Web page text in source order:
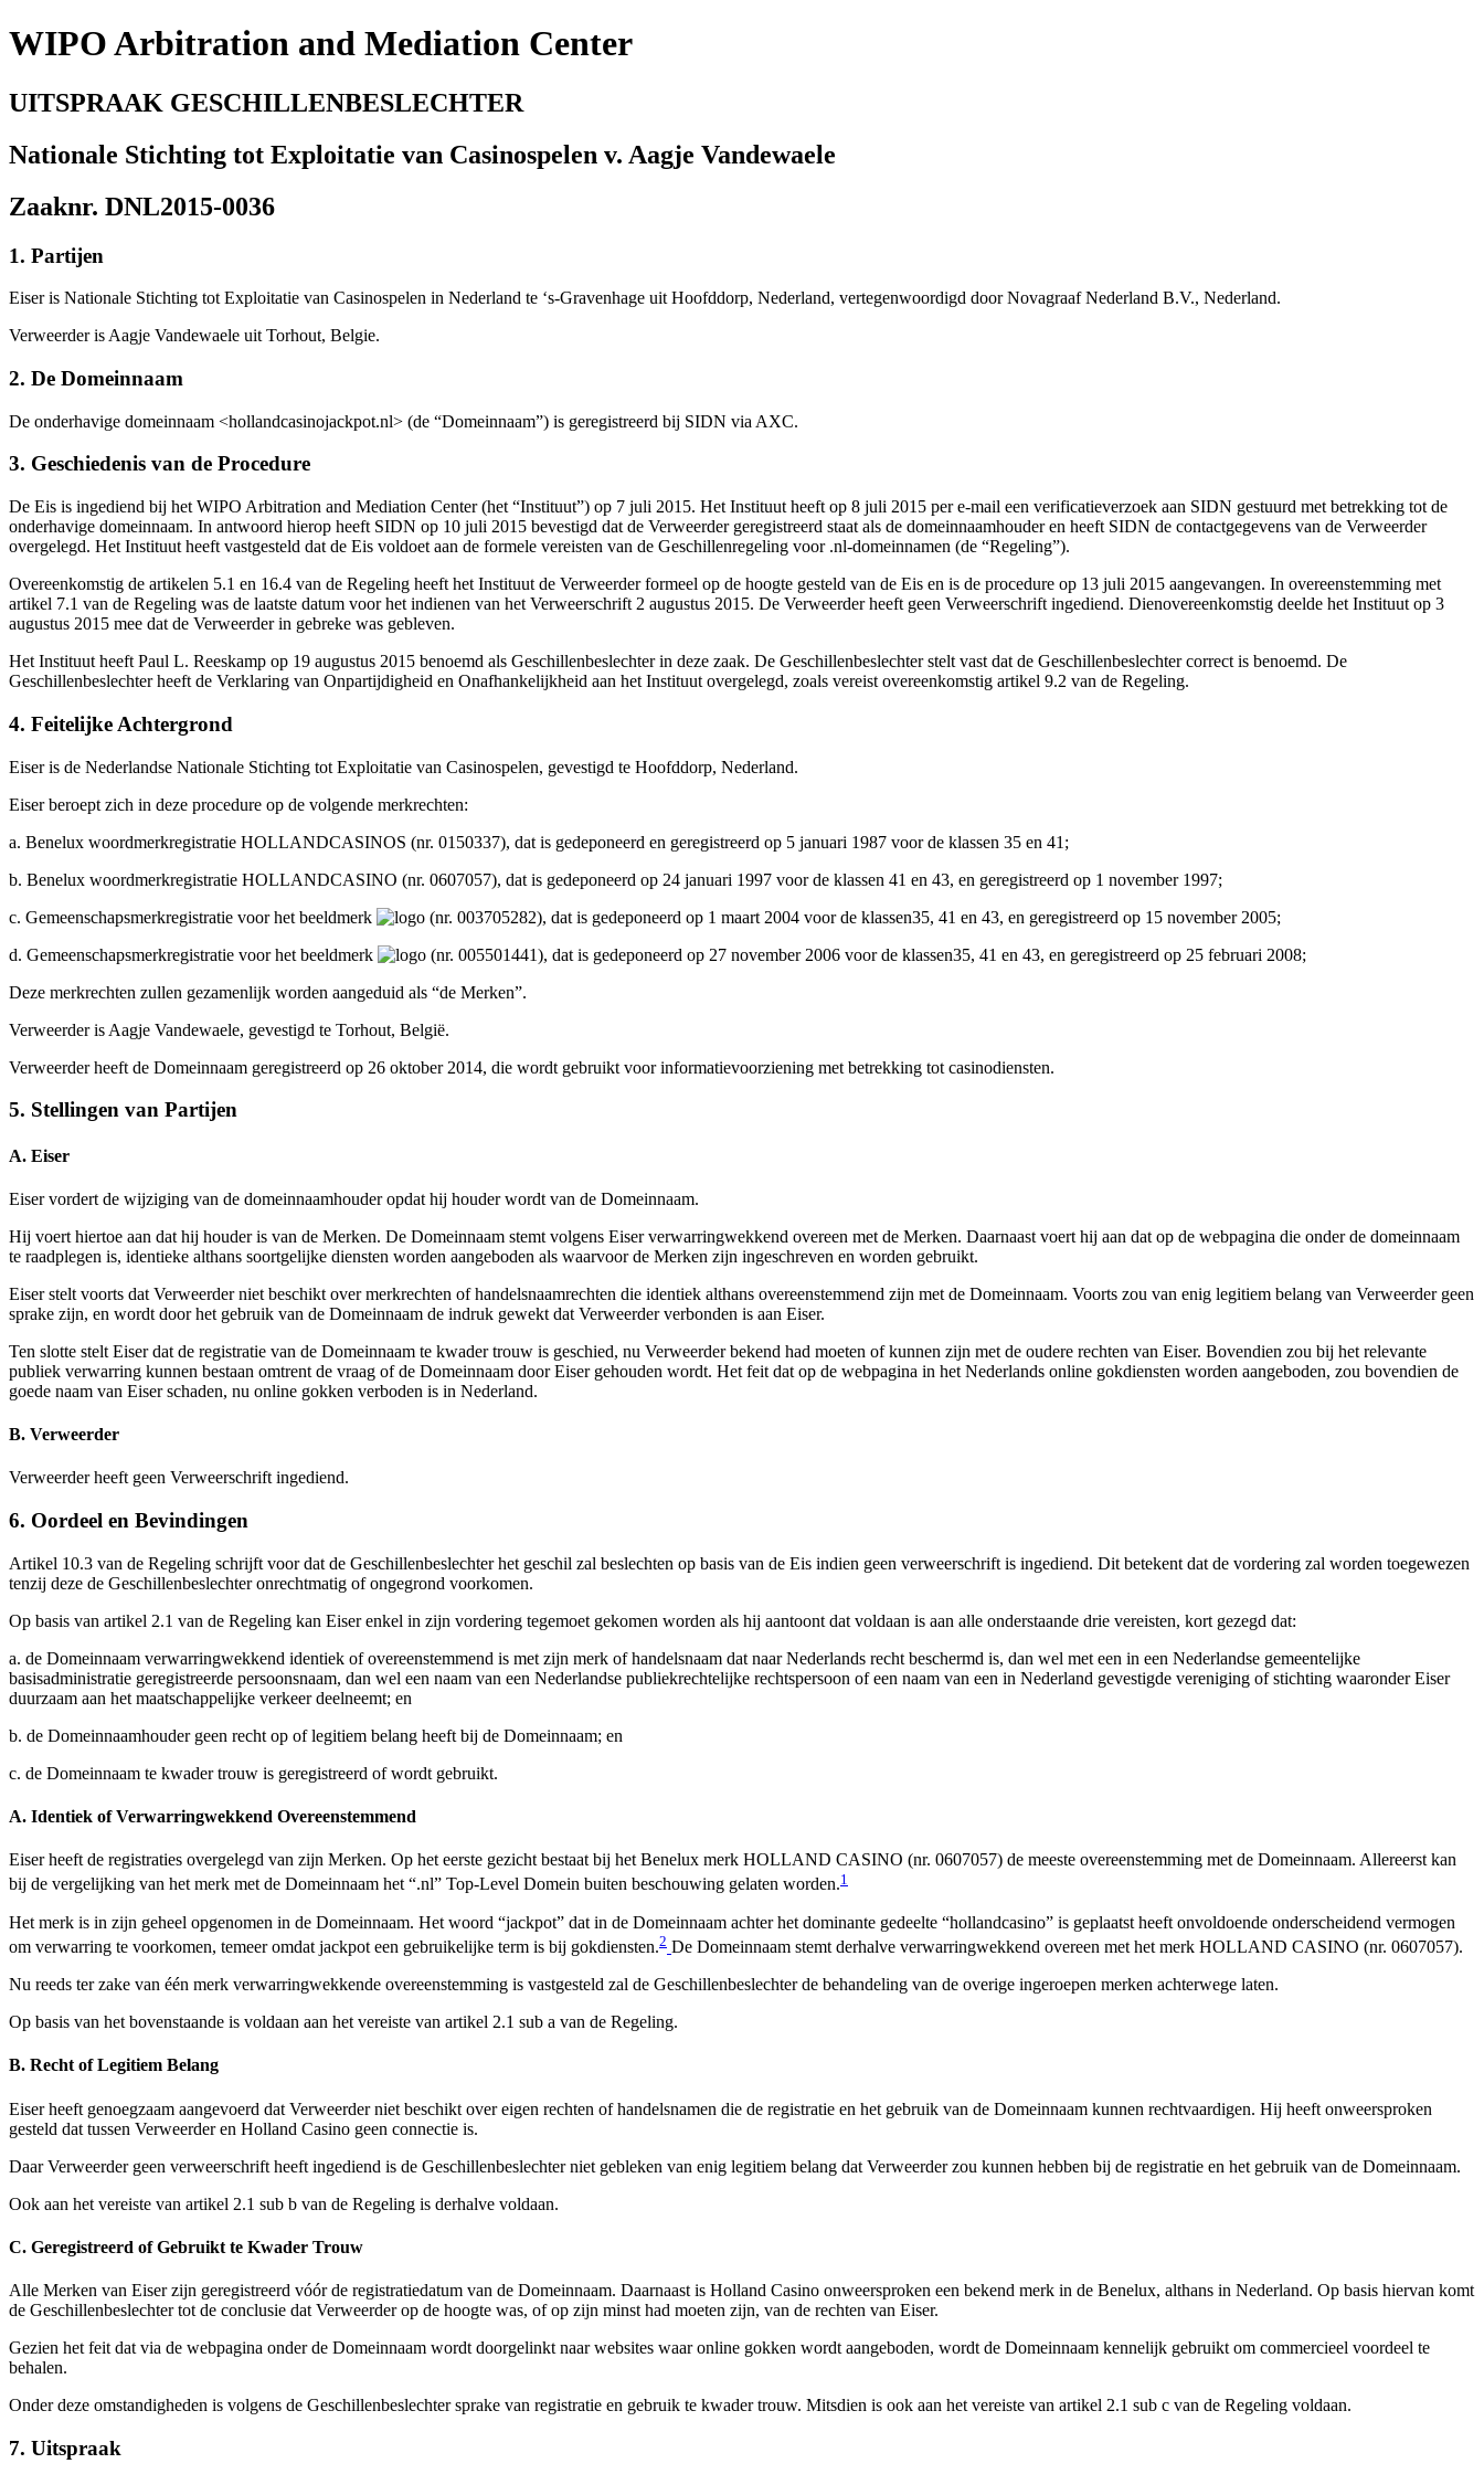
WIPO Arbitration and Mediation Center
UITSPRAAK GESCHILLENBESLECHTER
Nationale Stichting tot Exploitatie van Casinospelen v. Aagje Vandewaele
Zaaknr. DNL2015-0036
1. Partijen
Eiser is Nationale Stichting tot Exploitatie van Casinospelen in Nederland te ‘s-Gravenhage uit Hoofddorp, Nederland, vertegenwoordigd door Novagraaf Nederland B.V., Nederland.
Verweerder is Aagje Vandewaele uit Torhout, Belgie.
2. De Domeinnaam
De onderhavige domeinnaam <hollandcasinojackpot.nl> (de “Domeinnaam”) is geregistreerd bij SIDN via AXC.
3. Geschiedenis van de Procedure
De Eis is ingediend bij het WIPO Arbitration and Mediation Center (het “Instituut”) op 7 juli 2015. Het Instituut heeft op 8 juli 2015 per e-mail een verificatieverzoek aan SIDN gestuurd met betrekking tot de
onderhavige domeinnaam. In antwoord hierop heeft SIDN op 10 juli 2015 bevestigd dat de Verweerder geregistreerd staat als de domeinnaamhouder en heeft SIDN de contactgegevens van de Verweerder
overgelegd. Het Instituut heeft vastgesteld dat de Eis voldoet aan de formele vereisten van de Geschillenregeling voor .nl-domeinnamen (de “Regeling”).
Overeenkomstig de artikelen 5.1 en 16.4 van de Regeling heeft het Instituut de Verweerder formeel op de hoogte gesteld van de Eis en is de procedure op 13 juli 2015 aangevangen. In overeenstemming met
artikel 7.1 van de Regeling was de laatste datum voor het indienen van het Verweerschrift 2 augustus 2015. De Verweerder heeft geen Verweerschrift ingediend. Dienovereenkomstig deelde het Instituut op 3
augustus 2015 mee dat de Verweerder in gebreke was gebleven.
Het Instituut heeft Paul L. Reeskamp op 19 augustus 2015 benoemd als Geschillenbeslechter in deze zaak. De Geschillenbeslechter stelt vast dat de Geschillenbeslechter correct is benoemd. De
Geschillenbeslechter heeft de Verklaring van Onpartijdigheid en Onafhankelijkheid aan het Instituut overgelegd, zoals vereist overeenkomstig artikel 9.2 van de Regeling.
4. Feitelijke Achtergrond
Eiser is de Nederlandse Nationale Stichting tot Exploitatie van Casinospelen, gevestigd te Hoofddorp, Nederland.
Eiser beroept zich in deze procedure op de volgende merkrechten:
a. Benelux woordmerkregistratie HOLLANDCASINOS (nr. 0150337), dat is gedeponeerd en geregistreerd op 5 januari 1987 voor de klassen 35 en 41;
b. Benelux woordmerkregistratie HOLLANDCASINO (nr. 0607057), dat is gedeponeerd op 24 januari 1997 voor de klassen 41 en 43, en geregistreerd op 1 november 1997;
c. Gemeenschapsmerkregistratie voor het beeldmerk
(nr. 003705282), dat is gedeponeerd op 1 maart 2004 voor de klassen35, 41 en 43, en geregistreerd op 15 november 2005;
d. Gemeenschapsmerkregistratie voor het beeldmerk
(nr. 005501441), dat is gedeponeerd op 27 november 2006 voor de klassen35, 41 en 43, en geregistreerd op 25 februari 2008;
Deze merkrechten zullen gezamenlijk worden aangeduid als “de Merken”.
Verweerder is Aagje Vandewaele, gevestigd te Torhout, België.
Verweerder heeft de Domeinnaam geregistreerd op 26 oktober 2014, die wordt gebruikt voor informatievoorziening met betrekking tot casinodiensten.
5. Stellingen van Partijen
A. Eiser
Eiser vordert de wijziging van de domeinnaamhouder opdat hij houder wordt van de Domeinnaam.
Hij voert hiertoe aan dat hij houder is van de Merken. De Domeinnaam stemt volgens Eiser verwarringwekkend overeen met de Merken. Daarnaast voert hij aan dat op de webpagina die onder de domeinnaam
te raadplegen is, identieke althans soortgelijke diensten worden aangeboden als waarvoor de Merken zijn ingeschreven en worden gebruikt.
Eiser stelt voorts dat Verweerder niet beschikt over merkrechten of handelsnaamrechten die identiek althans overeenstemmend zijn met de Domeinnaam. Voorts zou van enig legitiem belang van Verweerder geen
sprake zijn, en wordt door het gebruik van de Domeinnaam de indruk gewekt dat Verweerder verbonden is aan Eiser.
Ten slotte stelt Eiser dat de registratie van de Domeinnaam te kwader trouw is geschied, nu Verweerder bekend had moeten of kunnen zijn met de oudere rechten van Eiser. Bovendien zou bij het relevante
publiek verwarring kunnen bestaan omtrent de vraag of de Domeinnaam door Eiser gehouden wordt. Het feit dat op de webpagina in het Nederlands online gokdiensten worden aangeboden, zou bovendien de
goede naam van Eiser schaden, nu online gokken verboden is in Nederland.
B. Verweerder
Verweerder heeft geen Verweerschrift ingediend.
6. Oordeel en Bevindingen
Artikel 10.3 van de Regeling schrijft voor dat de Geschillenbeslechter het geschil zal beslechten op basis van de Eis indien geen verweerschrift is ingediend. Dit betekent dat de vordering zal worden toegewezen
tenzij deze de Geschillenbeslechter onrechtmatig of ongegrond voorkomen.
Op basis van artikel 2.1 van de Regeling kan Eiser enkel in zijn vordering tegemoet gekomen worden als hij aantoont dat voldaan is aan alle onderstaande drie vereisten, kort gezegd dat:
a. de Domeinnaam verwarringwekkend identiek of overeenstemmend is met zijn merk of handelsnaam dat naar Nederlands recht beschermd is, dan wel met een in een Nederlandse gemeentelijke
basisadministratie geregistreerde persoonsnaam, dan wel een naam van een Nederlandse publiekrechtelijke rechtspersoon of een naam van een in Nederland gevestigde vereniging of stichting waaronder Eiser
duurzaam aan het maatschappelijke verkeer deelneemt; en
b. de Domeinnaamhouder geen recht op of legitiem belang heeft bij de Domeinnaam; en
c. de Domeinnaam te kwader trouw is geregistreerd of wordt gebruikt.
A. Identiek of Verwarringwekkend Overeenstemmend
Eiser heeft de registraties overgelegd van zijn Merken. Op het eerste gezicht bestaat bij het Benelux merk HOLLAND CASINO (nr. 0607057) de meeste overeenstemming met de Domeinnaam. Allereerst kan
bij de vergelijking van het merk met de Domeinnaam het “.nl” Top-Level Domein buiten beschouwing gelaten worden.1
Het merk is in zijn geheel opgenomen in de Domeinnaam. Het woord “jackpot” dat in de Domeinnaam achter het dominante gedeelte “hollandcasino” is geplaatst heeft onvoldoende onderscheidend vermogen
om verwarring te voorkomen, temeer omdat jackpot een gebruikelijke term is bij gokdiensten.2 De Domeinnaam stemt derhalve verwarringwekkend overeen met het merk HOLLAND CASINO (nr. 0607057).
Nu reeds ter zake van één merk verwarringwekkende overeenstemming is vastgesteld zal de Geschillenbeslechter de behandeling van de overige ingeroepen merken achterwege laten.
Op basis van het bovenstaande is voldaan aan het vereiste van artikel 2.1 sub a van de Regeling.
B. Recht of Legitiem Belang
Eiser heeft genoegzaam aangevoerd dat Verweerder niet beschikt over eigen rechten of handelsnamen die de registratie en het gebruik van de Domeinnaam kunnen rechtvaardigen. Hij heeft onweersproken
gesteld dat tussen Verweerder en Holland Casino geen connectie is.
Daar Verweerder geen verweerschrift heeft ingediend is de Geschillenbeslechter niet gebleken van enig legitiem belang dat Verweerder zou kunnen hebben bij de registratie en het gebruik van de Domeinnaam.
Ook aan het vereiste van artikel 2.1 sub b van de Regeling is derhalve voldaan.
C. Geregistreerd of Gebruikt te Kwader Trouw
Alle Merken van Eiser zijn geregistreerd vóór de registratiedatum van de Domeinnaam. Daarnaast is Holland Casino onweersproken een bekend merk in de Benelux, althans in Nederland. Op basis hiervan komt
de Geschillenbeslechter tot de conclusie dat Verweerder op de hoogte was, of op zijn minst had moeten zijn, van de rechten van Eiser.
Gezien het feit dat via de webpagina onder de Domeinnaam wordt doorgelinkt naar websites waar online gokken wordt aangeboden, wordt de Domeinnaam kennelijk gebruikt om commercieel voordeel te
behalen.
Onder deze omstandigheden is volgens de Geschillenbeslechter sprake van registratie en gebruik te kwader trouw. Mitsdien is ook aan het vereiste van artikel 2.1 sub c van de Regeling voldaan.
7. Uitspraak